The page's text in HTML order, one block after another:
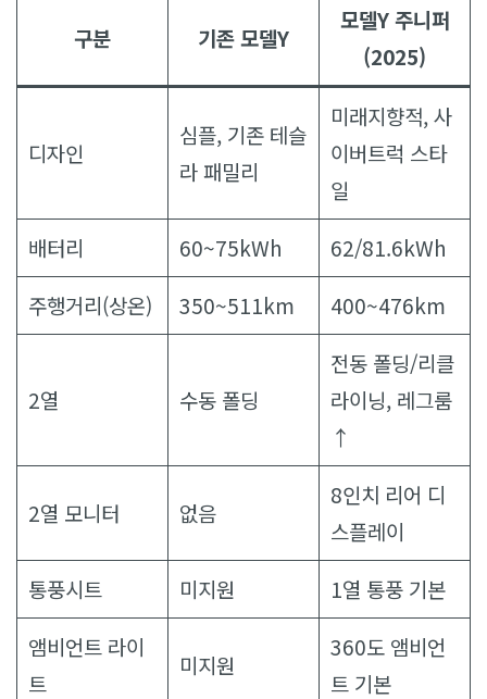
구분 기존 모델Y
모델Y 주니퍼
(2025)
디자인
심플, 기존 테슬
라 패밀리
미래지향적, 사
이버트럭 스타
일
배터리
60~75kWh
62/81.6kWh
주행거리(상온)
350~511km 400~476km
2열 수동 폴딩
전동 폴딩/리클
라이닝, 레그룸
↑
2열 모니터 없음
8인치 리어 디
스플레이
통풍시트
미지원
1열 통풍 기본
앰비언트 라이
트
미지원
360도 앰비언
트 기본